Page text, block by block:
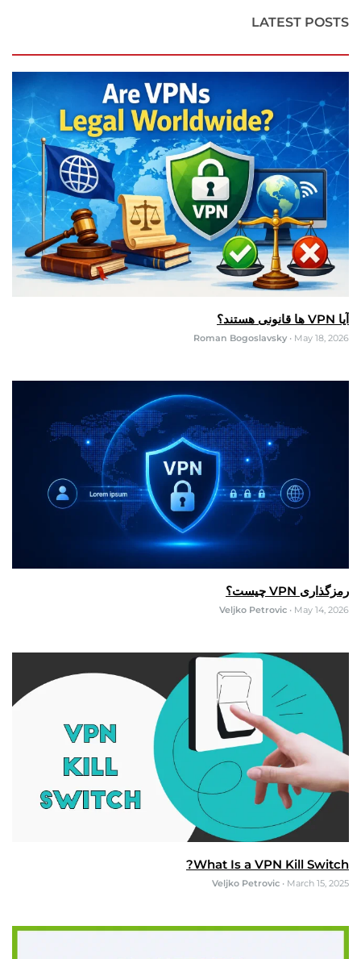
LATEST POSTS
آیا VPN ها قانونی هستند؟
Roman Bogoslavsky • May 18, 2026
رمزگذاری VPN چیست؟
Veljko Petrovic • May 14, 2026
What Is a VPN Kill Switch?
Veljko Petrovic • March 15, 2025